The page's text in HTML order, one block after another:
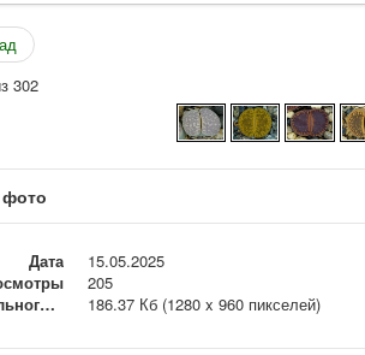
302
Дата
15.05.2025
205
Размер оригинального файла
186.37 Кб (1280 x 960 пикселей)